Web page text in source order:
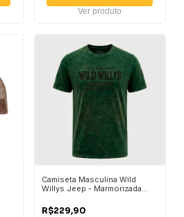
Ver produto
Camiseta Masculina Wild
Willys Jeep - Marmorizada
R$229,90